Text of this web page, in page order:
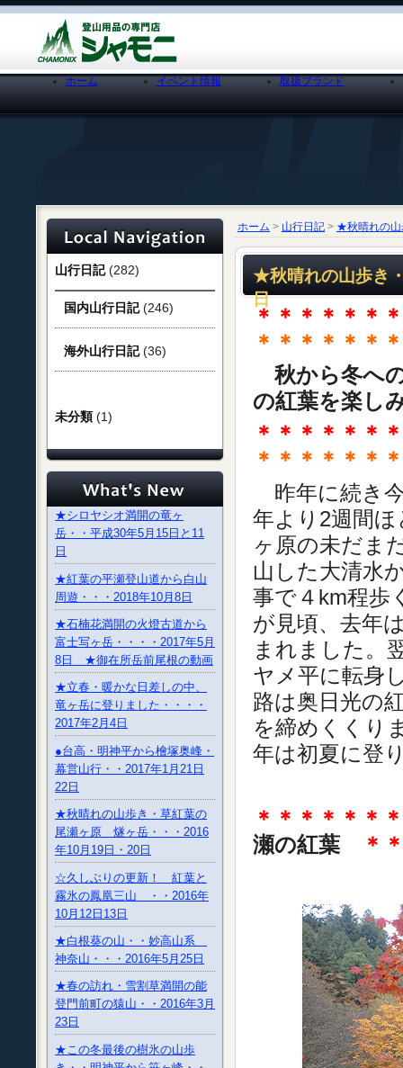
ホーム イベント情報 取扱ブランド
山行日記(282)
国内山行日記(246)
海外山行日記(36)
未分類(1)
★シロヤシオ満開の竜ヶ
岳・・平成30年5月15日と11
日
★紅葉の平瀬登山道から白山
周遊・・・2018年10月8日
★石楠花満開の火燈古道から
富士写ヶ岳・・・・2017年5月
8日 ★御在所岳前尾根の動画
★立春・暖かな日差しの中、
竜ヶ岳に登りました・・・・
2017年2月4日
●台高・明神平から檜塚奥峰・
幕営山行・・2017年1月21日
22日
★秋晴れの山歩き・草紅葉の
尾瀬ヶ原 燧ヶ岳・・・2016
年10月19日・20日
☆久しぶりの更新！ 紅葉と
霧氷の鳳凰三山 ・・2016年
10月12日13日
★白根葵の山・・妙高山系
神奈山・・・2016年5月25日
★春の訪れ・雪割草満開の能
登門前町の猿山・・2016年3月
23日
★この冬最後の樹氷の山歩
ホーム > 山行日記 > ★秋晴れの山
★秋晴れの山歩き
日
＊＊＊＊＊＊＊
＊＊＊＊＊＊＊
秋から冬へ
の紅葉を楽し
＊＊＊＊＊＊＊
＊＊＊＊＊＊＊
昨年に続き
年より2週間
ヶ原の未だま
山した大清水
事で４km程歩
が見頃、去年
まれました。
ヤメ平に転身
路は奥日光の
を締めくくり
年は初夏に登
＊＊＊＊＊＊
瀬の紅葉
＊